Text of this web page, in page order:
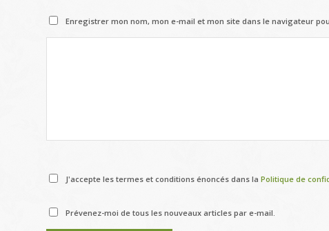
Enregistrer mon nom, mon e-mail et mon site dans le navigateur
J'accepte les termes et conditions énoncés dans la Politique de
Prévenez-moi de tous les nouveaux articles par e-mail.